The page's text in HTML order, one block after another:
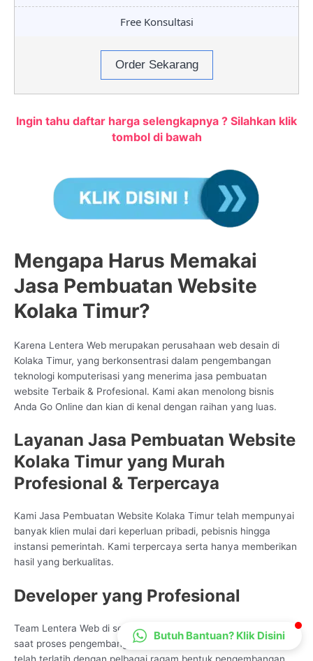
Free Konsultasi
Order Sekarang
Ingin tahu daftar harga selengkapnya ? Silahkan klik
tombol di bawah
Mengapa Harus Memakai
Jasa Pembuatan Website
Kolaka Timur?
Karena Lentera Web merupakan perusahaan web desain di
Kolaka Timur, yang berkonsentrasi dalam pengembangan
teknologi komputerisasi yang menerima jasa pembuatan
website Terbaik & Profesional. Kami akan menolong bisnis
Anda Go Online dan kian di kenal dengan raihan yang luas.
Layanan Jasa Pembuatan Website
Kolaka Timur yang Murah
Profesional & Terpercaya
Kami Jasa Pembuatan Website Kolaka Timur telah mempunyai
banyak klien mulai dari keperluan pribadi, pebisnis hingga
instansi pemerintah. Kami terpercaya serta hanya memberikan
hasil yang berkualitas.
Developer yang Profesional
Team Lentera Web di segala penjuru Indonesia begitu pakar
saat proses pengembangan pelayanan Info Technologi, kami
CS Lenteraweb
Online
Butuh Bantuan? Klik Disini